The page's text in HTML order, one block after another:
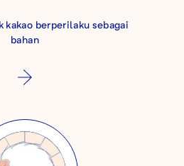
kakao berperilaku sebagai
bahan